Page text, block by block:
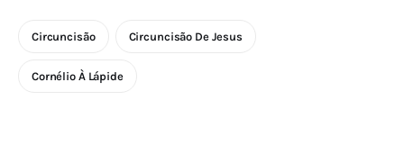
Circuncisão Circuncisão De Jesus
Cornélio À Lápide